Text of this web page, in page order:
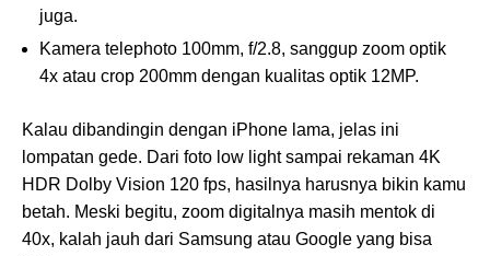
juga.
Kamera telephoto 100mm, f/2.8, sanggup zoom optik
4x atau crop 200mm dengan kualitas optik 12MP.
Kalau dibandingin dengan iPhone lama, jelas ini
lompatan gede. Dari foto low light sampai rekaman 4K
HDR Dolby Vision 120 fps, hasilnya harusnya bikin kamu
betah. Meski begitu, zoom digitalnya masih mentok di
40x, kalah jauh dari Samsung atau Google yang bisa